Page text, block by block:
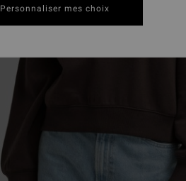
Personnaliser mes choix